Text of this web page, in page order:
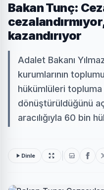
Bakan Tunç:
kazandırıyor
Adalet Bakanı
kurumlarının
hükümlüleri
dönüştürüldüğünü
aracılığıyla 60 bin
Dinle